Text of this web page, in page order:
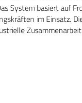
System basiert auf
im Einsatz.